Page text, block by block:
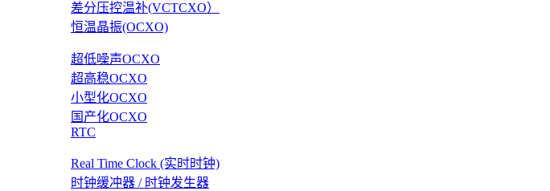
差分压控温补(VCTCXO）
恒温晶振(OCXO)
超低噪声OCXO
超高稳OCXO
小型化OCXO
国产化OCXO
RTC
Real Time Clock (实时时钟)
时钟缓冲器 / 时钟发生器